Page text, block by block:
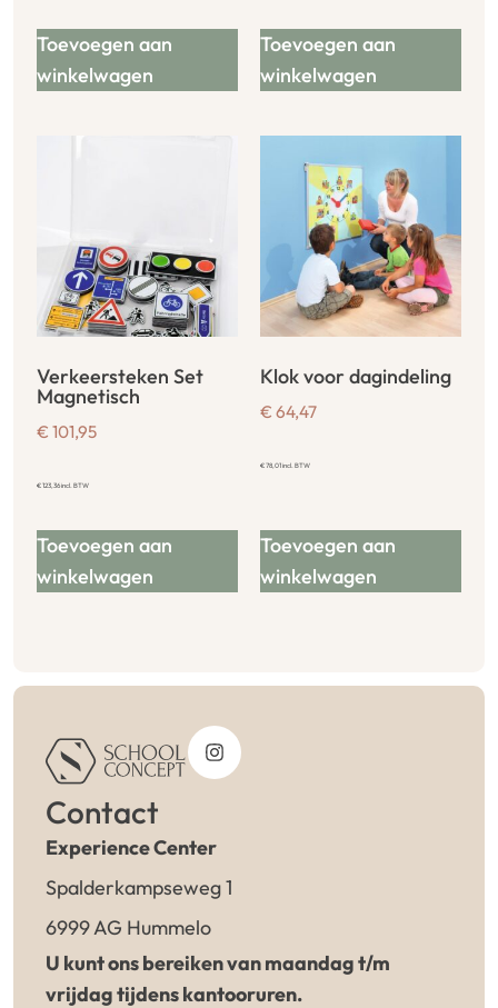
Toevoegen aan
winkelwagen
Toevoegen aan
winkelwagen
Verkeersteken Set
Magnetisch
€ 101,95
€123,36incl. BTW
Toevoegen aan
winkelwagen
Klok voor dagindeling
€ 64,47
€78,01incl. BTW
Toevoegen aan
winkelwagen
Contact
Experience Center
Spalderkampseweg 1
6999 AG Hummelo
U kunt ons bereiken van maandag t/m
vrijdag tijdens kantooruren.